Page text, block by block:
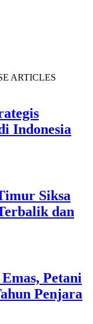
ARTICLES
Indonesia
Siksa
dan
Petani
Penjara